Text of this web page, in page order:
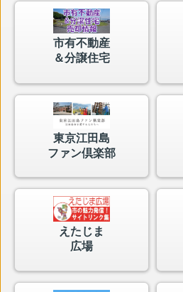
市有不動産
＆分譲住宅
東京江田島
ファン倶楽部
えたじま
広場